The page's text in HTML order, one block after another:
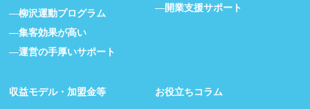
柳沢運動プログラム
集客効果が高い
運営の手厚いサポート
開業支援サポート
収益モデル・加盟金等 お役立ちコラム